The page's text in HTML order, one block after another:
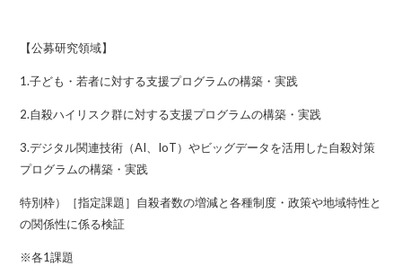
【公募研究領域】
1.子ども・若者に対する支援プログラムの構築・実践
2.自殺ハイリスク群に対する支援プログラムの構築・実践
3.デジタル関連技術（AI、IoT）やビッグデータを活用した自殺対策
プログラムの構築・実践
特別枠）［指定課題］自殺者数の増減と各種制度・政策や地域特性と
の関係性に係る検証
※各1課題